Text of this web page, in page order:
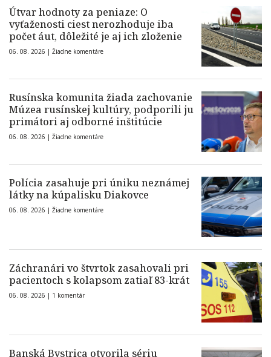
Útvar hodnoty za peniaze: O
vyťaženosti ciest nerozhoduje iba
počet áut, dôležité je aj ich zloženie
06. 08. 2026 | Žiadne komentáre
Rusínska komunita žiada zachovanie
Múzea rusínskej kultúry, podporili ju
primátori aj odborné inštitúcie
06. 08. 2026 | Žiadne komentáre
Polícia zasahuje pri úniku neznámej
látky na kúpalisku Diakovce
06. 08. 2026 | Žiadne komentáre
Záchranári vo štvrtok zasahovali pri
pacientoch s kolapsom zatiaľ 83-krát
06. 08. 2026 | 1 komentár
Banská Bystrica otvorila sériu